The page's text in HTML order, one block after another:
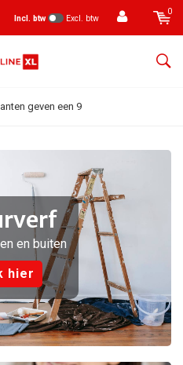
Incl. btw Excl. btw
0
geven een 9
en buiten
hier